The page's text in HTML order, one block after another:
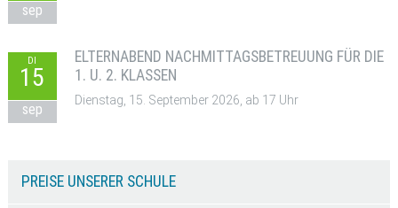
sep
DI
15
sep
ELTERNABEND NACHMITTAGSBETREUUNG FÜR DIE
1. U. 2. KLASSEN
Dienstag, 15. September 2026, ab 17 Uhr
PREISE UNSERER SCHULE